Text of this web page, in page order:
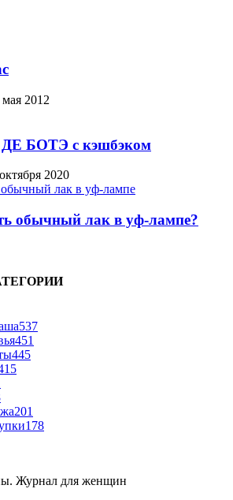
мая 2012
БОТЭ с кэшбэком
2020
обычный лак в уф-лампе?
537
451
445
201
178
Журнал для женщин